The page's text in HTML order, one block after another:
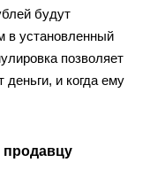
будут
в установленный
позволяет
деньги, и когда ему
продавцу